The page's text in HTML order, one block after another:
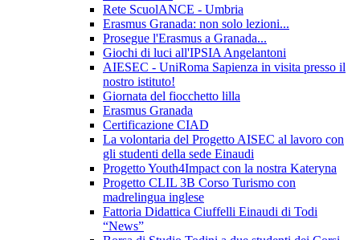
Rete ScuolANCE - Umbria
Erasmus Granada: non solo lezioni...
Prosegue l'Erasmus a Granada...
Giochi di luci all'IPSIA Angelantoni
AIESEC - UniRoma Sapienza in visita presso il
nostro istituto!
Giornata del fiocchetto lilla
Erasmus Granada
Certificazione CIAD
La volontaria del Progetto AISEC al lavoro con
gli studenti della sede Einaudi
Progetto Youth4Impact con la nostra Kateryna
Progetto CLIL 3B Corso Turismo con
madrelingua inglese
Fattoria Didattica Ciuffelli Einaudi di Todi
“News”